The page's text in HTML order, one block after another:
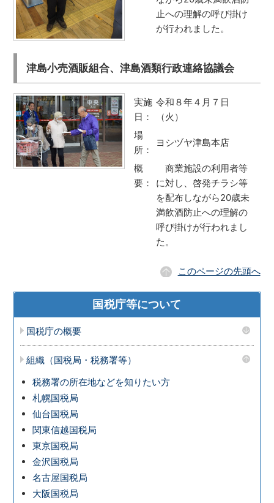
止への理解の呼び掛け
が行われました。
津島小売酒販組合、津島酒類行政連絡協議会
実施
日：
令和８年４月７日
（火）
場
所：
ヨシヅヤ津島本店
概
要：
商業施設の利用者等
に対し、啓発チラシ等
を配布しながら20歳未
満飲酒防止への理解の
呼び掛けが行われまし
た。
このページの先頭へ
国税庁等について
国税庁の概要
組織（国税局・税務署等）
税務署の所在地などを知りたい方
札幌国税局
仙台国税局
関東信越国税局
東京国税局
金沢国税局
名古屋国税局
大阪国税局